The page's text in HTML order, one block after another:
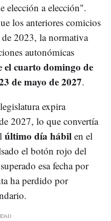
elección a elección".
los anteriores comicios
de 2023, la normativa
autonómicas
el cuarto domingo de
de mayo de 2027.
expira
2027, lo que convertía
último día hábil en el
el botón rojo del
esa fecha por
ha perdido por